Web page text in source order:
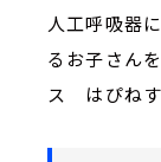
人工呼吸器
るお子さん
ス はぴねす